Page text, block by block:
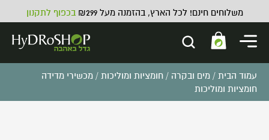
משלוחים חינם! לכל הארץ, בהזמנה מעל ₪299 בכפוף לתקנון
עמוד הבית / מים ובקרה / חומציות ומוליכות / מכשירי מדידה
חומציות ומוליכות